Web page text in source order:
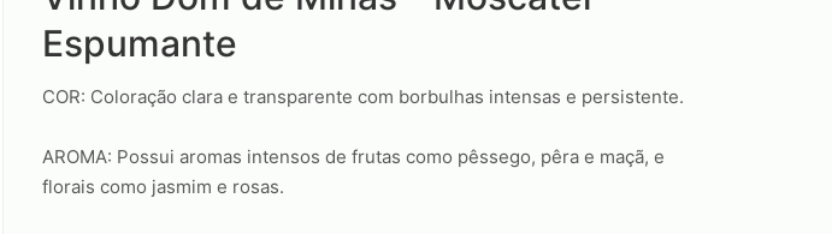
Espumante
COR: Coloração clara e transparente com borbulhas intensas e persistente.
AROMA: Possui aromas intensos de frutas como pêssego, pêra e maçã, e
florais como jasmim e rosas.